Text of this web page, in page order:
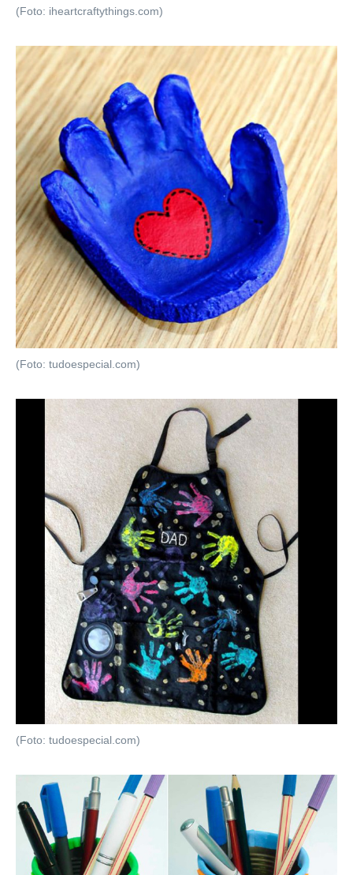
(Foto: iheartcraftythings.com)
(Foto: tudoespecial.com)
(Foto: tudoespecial.com)